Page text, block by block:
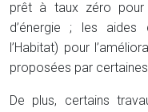
prêt à taux zéro pour
d’énergie ; les aides
l’Habitat) pour
proposées par
De plus, certains